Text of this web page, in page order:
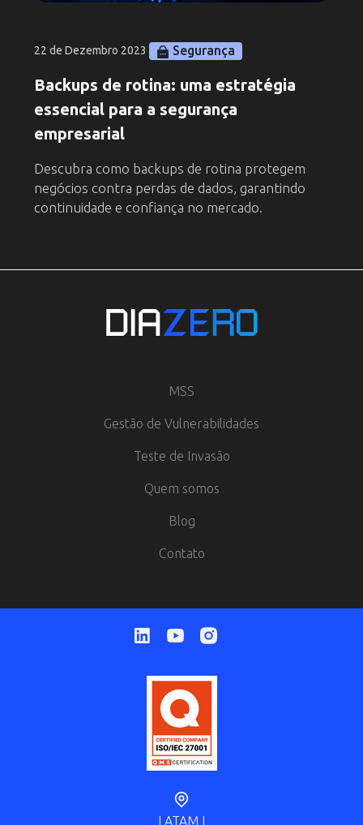
22 de Dezembro 2023 Segurança
Backups de rotina: uma estratégia
essencial para a segurança
empresarial
Descubra como backups de rotina protegem
negócios contra perdas de dados, garantindo
continuidade e confiança no mercado.
MSS
Gestão de Vulnerabilidades
Teste de Invasão
Quem somos
Blog
Contato
LATAM I